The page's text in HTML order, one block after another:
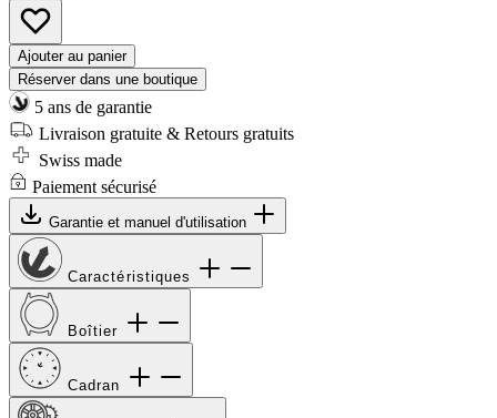
Ajouter au panier
Réserver dans une boutique
5 ans de garantie
Livraison gratuite & Retours gratuits
Swiss made
Paiement sécurisé
Garantie et manuel d'utilisation
Caractéristiques
Boîtier
Cadran